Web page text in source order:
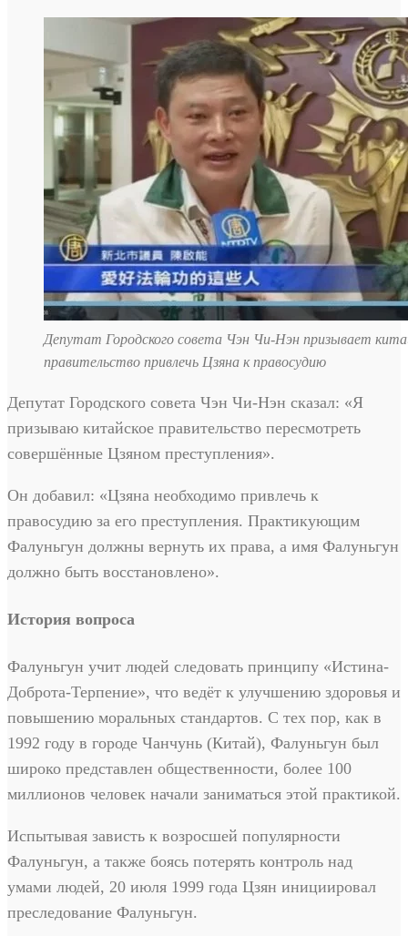
Депутат Городского совета Чэн Чи-Нэн призывает
правительство привлечь Цзяна к правосудию
Депутат Городского совета Чэн Чи-Нэн сказал: «Я
призываю китайское правительство пересмотреть
совершённые Цзяном преступления».
Он добавил: «Цзяна необходимо привлечь к
правосудию за его преступления. Практикующим
Фалуньгун должны вернуть их права, а имя Фалуньгун
должно быть восстановлено».
История вопроса
Фалуньгун учит людей следовать принципу «Истина-
Доброта-Терпение», что ведёт к улучшению здоровья и
повышению моральных стандартов. С тех пор, как в
1992 году в городе Чанчунь (Китай), Фалуньгун был
широко представлен общественности, более 100
миллионов человек начали заниматься этой практикой.
Испытывая зависть к возросшей популярности
Фалуньгун, а также боясь потерять контроль над
умами людей, 20 июля 1999 года Цзян инициировал
преследование Фалуньгун.